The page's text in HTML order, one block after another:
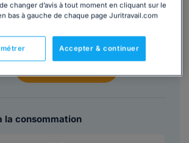
5/5
Lire les avis
utilisateurs ont consulté ce dossier
la consommation
changer d’avis à tout moment en cliquant sur le
bas à gauche de chaque page Juritravail.com
Accepter & continuer